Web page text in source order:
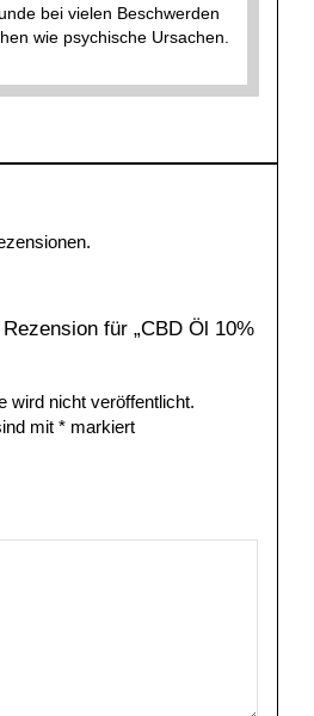
bei vielen Beschwerden
wie psychische Ursachen.
für „CBD Öl 10%
wird nicht veröffentlicht.
mit *markiert